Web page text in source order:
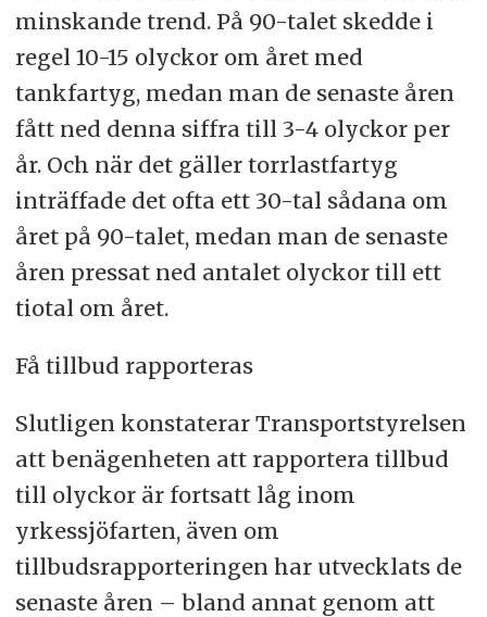
minskande trend. På 90-talet skedde i
regel 10-15 olyckor om året med
tankfartyg, medan man de senaste åren
fått ned denna siffra till 3-4 olyckor per
år. Och när det gäller torrlastfartyg
inträffade det ofta ett 30-tal sådana om
året på 90-talet, medan man de senaste
åren pressat ned antalet olyckor till ett
tiotal om året.
Få tillbud rapporteras
Slutligen konstaterar Transportstyrelsen
att benägenheten att rapportera tillbud
till olyckor är fortsatt låg inom
yrkessjöfarten, även om
tillbudsrapporteringen har utvecklats de
senaste åren – bland annat genom att